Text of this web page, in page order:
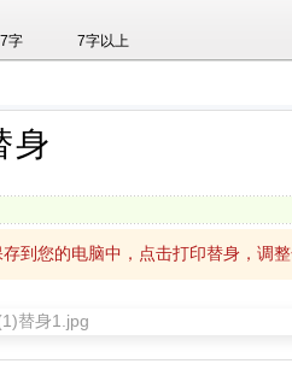
7字 7字以上
身
到您的电脑中，点击打印替身，调整